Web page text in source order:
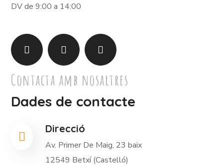
Contacta amb nosaltres
Dades de contacte
Direcció
Av. Primer De Maig, 23 baix
12549 Betxí (Castelló)
DV de 9:00 a 14:00